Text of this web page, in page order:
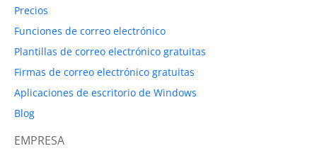
Precios
Funciones de correo electrónico
Plantillas de correo electrónico gratuitas
Firmas de correo electrónico gratuitas
Aplicaciones de escritorio de Windows
Blog
EMPRESA